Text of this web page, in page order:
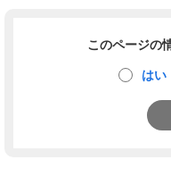
このページの
はい